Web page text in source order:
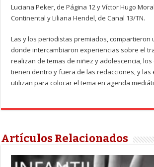
Luciana Peker, de Página 12 y Víctor Hugo
Continental y Liliana Hendel, de Canal 13/TN.
Las y los periodistas premiados, compartieron
donde intercambiaron experiencias sobre el
realizan de temas de niñez y adolescencia, los
tienen dentro y fuera de las redacciones, y las
utilizan para colocar el tema en agenda
Artículos Relacionados